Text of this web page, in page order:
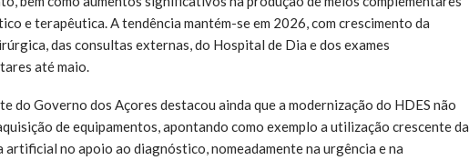
e terapêutica. A tendência mantém-se em 2026, com crescimento da
das consultas externas, do Hospital de Dia e dos exames
até maio.
do Governo dos Açores destacou ainda que a modernização do HDES não
de equipamentos, apontando como exemplo a utilização crescente da
artificial no apoio ao diagnóstico, nomeadamente na urgência e na